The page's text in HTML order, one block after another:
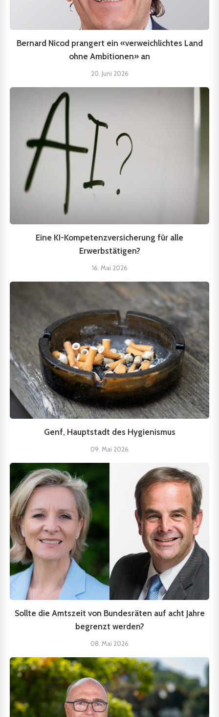
Bernard Nicod prangert ein «verweichlichtes Land
ohne Ambitionen» an
20. Juni 2026
Eine KI-Kompetenzversicherung für alle
Erwerbstätigen?
16. Mai 2026
Genf, Hauptstadt des Hygienismus
09. Mai 2026
Sollte die Amtszeit von Bundesräten auf acht Jahre
begrenzt werden?
08. Mai 2026